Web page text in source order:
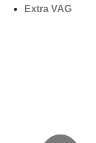
Extra VAG